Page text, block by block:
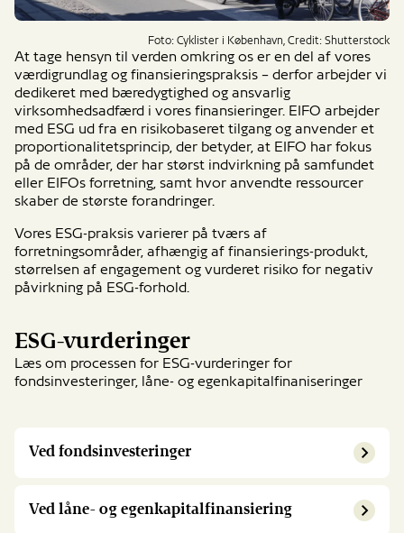
Foto: Cyklister i København, Credit: Shutterstock
At tage hensyn til verden omkring os er en del af vores
værdigrundlag og finansieringspraksis – derfor arbejder vi
dedikeret med bæredygtighed og ansvarlig
virksomhedsadfærd i vores finansieringer. EIFO arbejder
med ESG ud fra en risikobaseret tilgang og anvender et
proportionalitetsprincip, der betyder, at EIFO har fokus
på de områder, der har størst indvirkning på samfundet
eller EIFOs forretning, samt hvor anvendte ressourcer
skaber de største forandringer.
Vores ESG-praksis varierer på tværs af
forretningsområder, afhængig af finansierings-produkt,
størrelsen af engagement og vurderet risiko for negativ
påvirkning på ESG-forhold.
ESG-vurderinger
Læs om processen for ESG-vurderinger for
fondsinvesteringer, låne- og egenkapitalfinaniseringer
Ved fondsinvesteringer
Ved låne- og egenkapitalfinansiering